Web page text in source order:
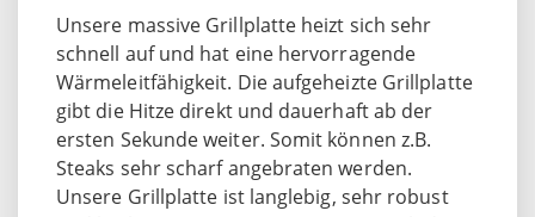
Unsere massive Grillplatte heizt sich sehr
schnell auf und hat eine hervorragende
Wärmeleitfähigkeit. Die aufgeheizte Grillplatte
gibt die Hitze direkt und dauerhaft ab der
ersten Sekunde weiter. Somit können z.B.
Steaks sehr scharf angebraten werden.
Unsere Grillplatte ist langlebig, sehr robust